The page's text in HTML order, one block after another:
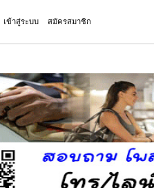
เข้าสู่ระบบ สมัครสมาชิก